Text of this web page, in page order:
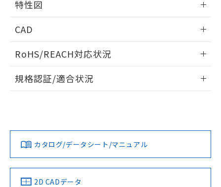
タイムチャート
A: 70mm以上、B: 45mm以上
周囲金属の影響
特性図
検出物体の大きさと材質による影響
CAD
ドすることができます。
ログイン/会員登録
ダウンロードデータをご利用いただく前に、以下を必ずお読
みください。
ソフトウェアの使用条件
RoHS/REACH対応状況
EU RoHS 注意事項・凡例
対応済み
中国 RoHS 注意事項・凡例
規格認証/適合状況
LR型式承認
（イギリス
船舶規格）
DNV型式承認
（ノルウェー
BV型式承認
（フランス
KR型式
（韓国
カタログ/データシート/マニュアル
2D CADデータ
既に当社にて対応品への在庫切替を完了
していることから、特段のことがない限